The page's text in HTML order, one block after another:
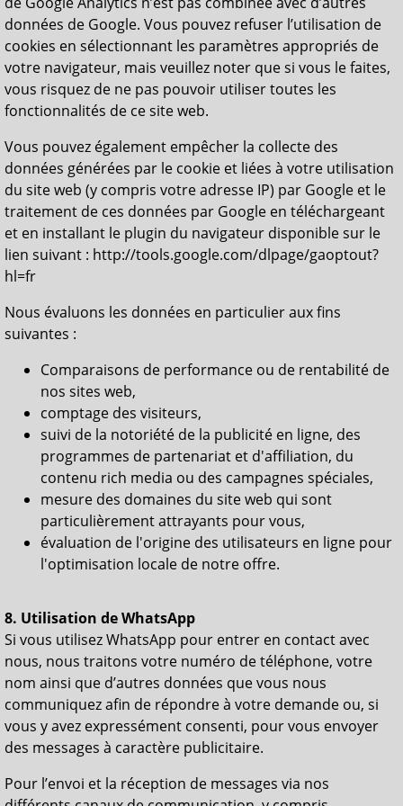
données de Google. Vous pouvez refuser l’utilisation de
cookies en sélectionnant les paramètres appropriés de
votre navigateur, mais veuillez noter que si vous le faites,
vous risquez de ne pas pouvoir utiliser toutes les
fonctionnalités de ce site web.
Vous pouvez également empêcher la collecte des
données générées par le cookie et liées à votre utilisation
du site web (y compris votre adresse IP) par Google et le
traitement de ces données par Google en téléchargeant
et en installant le plugin du navigateur disponible sur le
lien suivant : http://tools.google.com/dlpage/gaoptout?
hl=fr
Nous évaluons les données en particulier aux fins
suivantes :
Comparaisons de performance ou de rentabilité de
nos sites web,
comptage des visiteurs,
suivi de la notoriété de la publicité en ligne, des
programmes de partenariat et d'affiliation, du
contenu rich media ou des campagnes spéciales,
mesure des domaines du site web qui sont
particulièrement attrayants pour vous,
évaluation de l'origine des utilisateurs en ligne pour
l'optimisation locale de notre offre.
8. Utilisation de WhatsApp
Si vous utilisez WhatsApp pour entrer en contact avec
nous, nous traitons votre numéro de téléphone, votre
nom ainsi que d’autres données que vous nous
communiquez afin de répondre à votre demande ou, si
vous y avez expressément consenti, pour vous envoyer
des messages à caractère publicitaire.
Pour l’envoi et la réception de messages via nos